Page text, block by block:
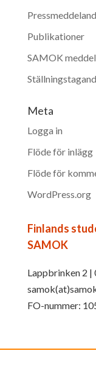
Publikationer
SAMOK
Meta
Logga in
Flöde för inlägg
Flöde för
WordPress.org
Finlands
SAMOK
Lappbrinken 2 |
FO-nummer: